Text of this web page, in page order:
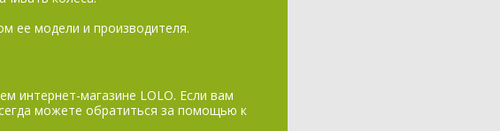
ее модели и производителя.
интернет-магазине LOLO. Если вам
можете обратиться за помощью к